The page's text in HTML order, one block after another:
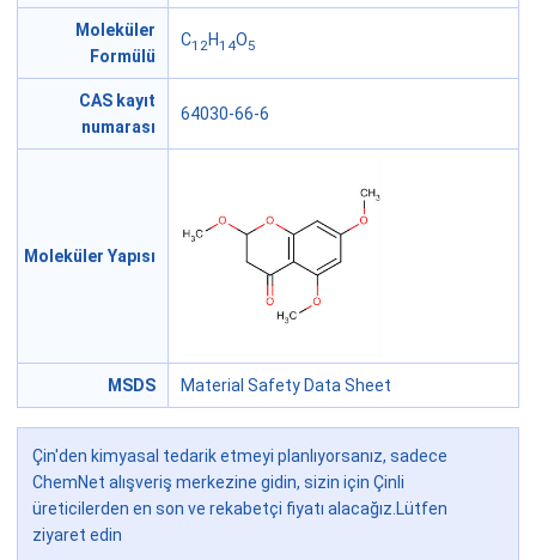
Moleküler
Formülü
C12H14O5
CAS kayıt
numarası
64030-66-6
Moleküler Yapısı
MSDS Material Safety Data Sheet
Çin'den kimyasal tedarik etmeyi planlıyorsanız, sadece
ChemNet alışveriş merkezine gidin, sizin için Çinli
üreticilerden en son ve rekabetçi fiyatı alacağız.Lütfen
ziyaret edin